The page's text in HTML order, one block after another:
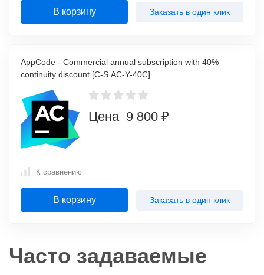
В корзину Заказать в один клик
AppCode - Commercial annual subscription with 40%
continuity discount [C-S.AC-Y-40C]
Цена 9 800 ₽
К сравнению
В корзину Заказать в один клик
Часто задаваемые